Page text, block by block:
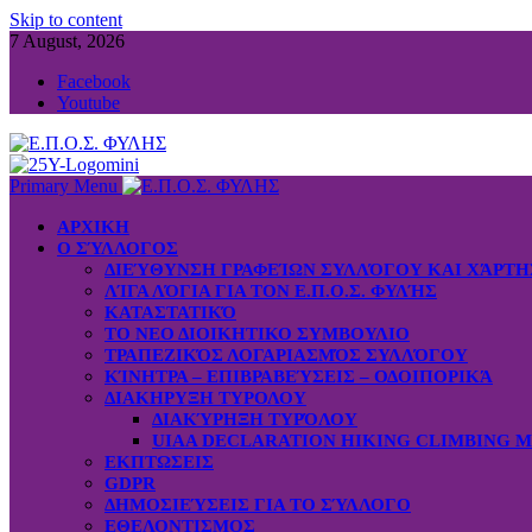
Skip to content
7 August, 2026
Facebook
Youtube
Primary Menu
ΑΡΧΙΚΗ
Ο ΣΎΛΛΟΓΟΣ
ΔΙΕΎΘΥΝΣΗ ΓΡΑΦΕΊΩΝ ΣΥΛΛΌΓΟΥ ΚΑΙ
ΛΊΓΑ ΛΌΓΙΑ ΓΙΑ ΤΟΝ Ε.Π.Ο.Σ. ΦΥΛΉΣ
ΚΑΤΑΣΤΑΤΙΚΌ
ΤΟ ΝΕΟ ΔΙΟΙΚΗΤΙΚΟ ΣΥΜΒΟΥΛΙΟ
ΤΡΑΠΕΖΙΚΌΣ ΛΟΓΑΡΙΑΣΜΌΣ ΣΥΛΛΌΓΟΥ
ΚΊΝΗΤΡΑ – ΕΠΙΒΡΑΒΕΎΣΕΙΣ – ΟΔΟΙΠΟΡΙΚΆ
ΔΙΑΚΗΡΥΞΗ ΤΥΡΟΛΟΥ
ΔΙΑΚΎΡΗΞΗ ΤΥΡΌΛΟΥ
UIAA DECLARATION HIKING CLIMBING
ΕΚΠΤΩΣΕΙΣ
GDPR
ΔΗΜΟΣΙΕΎΣΕΙΣ ΓΙΑ ΤΟ ΣΎΛΛΟΓΟ
ΕΘΕΛΟΝΤΙΣΜΟΣ